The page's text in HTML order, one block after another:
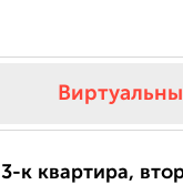
3-к квартира,